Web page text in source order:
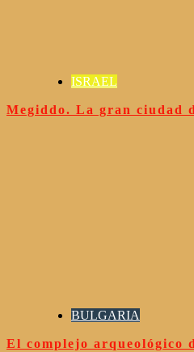
ISRAEL
Megiddo. La gran ciudad
BULGARIA
El complejo arqueológico